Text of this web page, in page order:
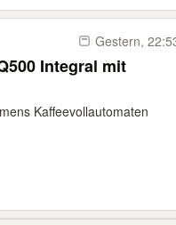
Gestern,
Integral mit
Kaffeevollautomaten